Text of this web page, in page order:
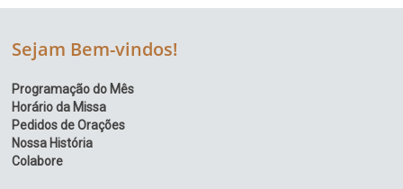
Sejam Bem-vindos!
Programação do Mês
Horário da Missa
Pedidos de Orações
Nossa História
Colabore